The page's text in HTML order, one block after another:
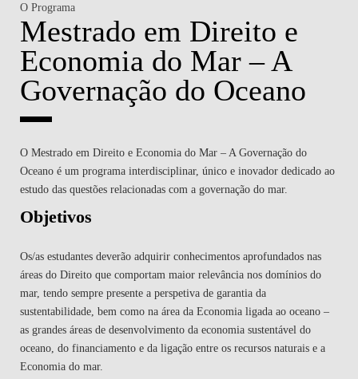
O Programa
Mestrado em Direito e
Economia do Mar – A
Governação do Oceano
O Mestrado em Direito e Economia do Mar – A Governação do
Oceano é um programa interdisciplinar, único e inovador dedicado ao
estudo das questões relacionadas com a governação do mar.
Objetivos
Os/as estudantes deverão adquirir conhecimentos aprofundados nas
áreas do Direito que comportam maior relevância nos domínios do
mar, tendo sempre presente a perspetiva de garantia da
sustentabilidade, bem como na área da Economia ligada ao oceano –
as grandes áreas de desenvolvimento da economia sustentável do
oceano, do financiamento e da ligação entre os recursos naturais e a
Economia do mar.